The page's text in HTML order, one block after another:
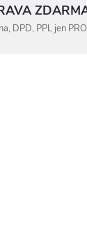
DPD, PPL jen